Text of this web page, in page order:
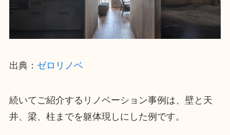
出典： ゼロリノベ
続いてご紹介するリノベーション事例は、壁と天
井、梁、柱までを躯体現しにした例です。